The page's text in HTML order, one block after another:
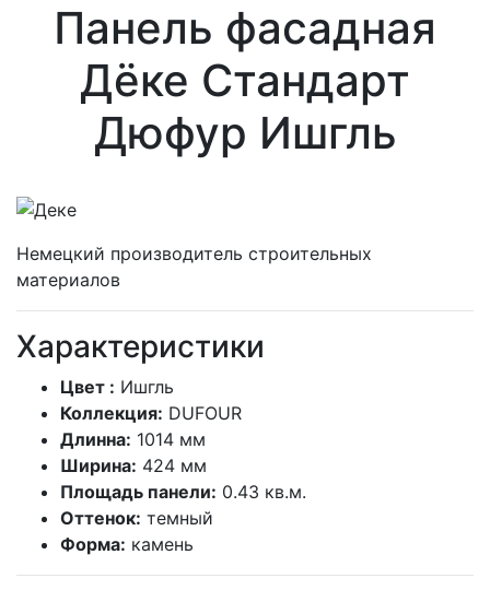
Панель фасадная
Дёке Стандарт
Дюфур Ишгль
Немецкий производитель строительных
материалов
Характеристики
Цвет : Ишгль
Коллекция: DUFOUR
Длинна: 1014 мм
Ширина: 424 мм
Площадь панели: 0.43 кв.м.
Оттенок: темный
Форма: камень